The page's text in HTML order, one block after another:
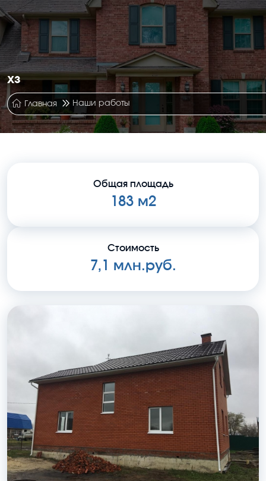
хз
Главная Наши работы
Общая площадь
183 м2
Стоимость
7,1 млн.руб.